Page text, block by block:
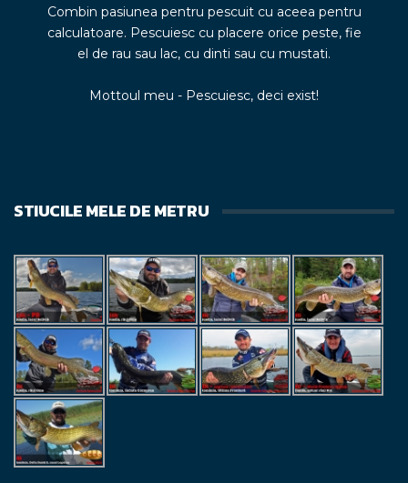
Combin pasiunea pentru pescuit cu aceea pentru
calculatoare. Pescuiesc cu placere orice peste, fie
el de rau sau lac, cu dinti sau cu mustati.
Mottoul meu - Pescuiesc, deci exist!
STIUCILE MELE DE METRU